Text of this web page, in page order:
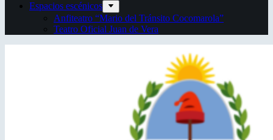
Espacios escénicos
Anfiteatro “Mario del Tránsito Cocomarola”
Teatro Oficial Juan de Vera